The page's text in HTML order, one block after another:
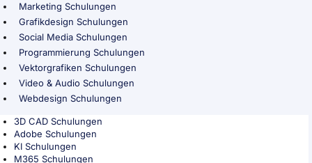
Marketing Schulungen
Grafikdesign Schulungen
Social Media Schulungen
Programmierung Schulungen
Vektorgrafiken Schulungen
Video & Audio Schulungen
Webdesign Schulungen
3D CAD Schulungen
Adobe Schulungen
KI Schulungen
M365 Schulungen